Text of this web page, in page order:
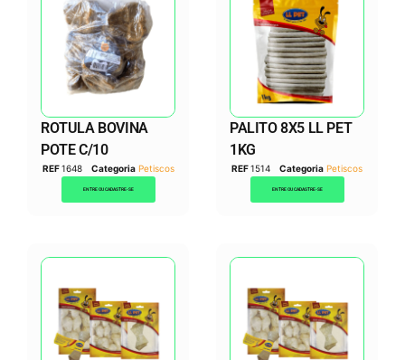
ROTULA BOVINA
POTE C/10
REF1648 Categoria Petiscos
ENTRE OU CADASTRE-SE
PALITO 8X5 LL PET
1KG
REF1514 Categoria Petiscos
ENTRE OU CADASTRE-SE